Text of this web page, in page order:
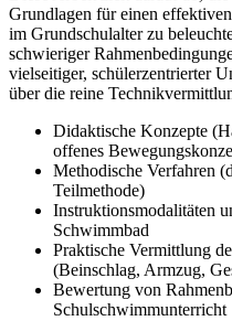
Grundlagen für einen
im Grundschulalter zu
schwieriger
vielseitiger, schülerzentrierter
über die reine
Didaktische Konzepte
offenes
Methodische Verfahren
Teilmethode)
Instruktionsmodalitäten
Schwimmbad
Praktische Vermittlung
(Beinschlag, Armzug,
Bewertung von
Schulschwimmunterricht